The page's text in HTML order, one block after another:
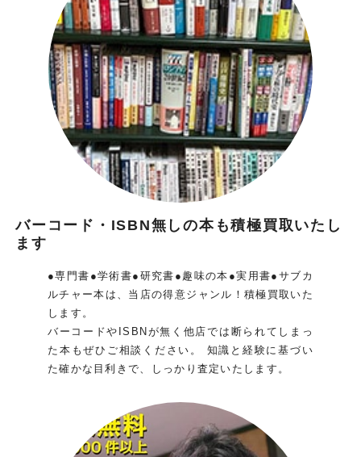
バーコード・ISBN無しの本も積極買取いたし
ます
●専門書●学術書●研究書●趣味の本●実用書●サブカ
ルチャー本は、当店の得意ジャンル！積極買取いた
します。
バーコードやISBNが無く他店では断られてしまっ
た本もぜひご相談ください。 知識と経験に基づい
た確かな目利きで、しっかり査定いたします。